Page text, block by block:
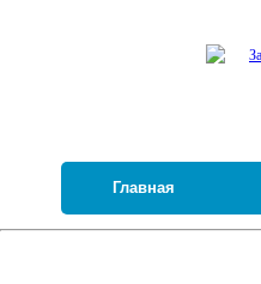
Главная